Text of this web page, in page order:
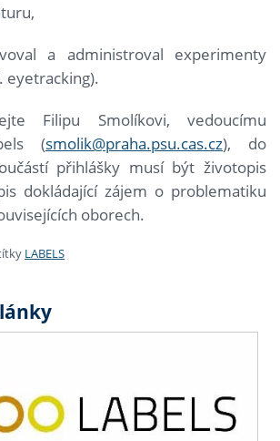
a administroval experimenty
eyetracking).
Filipu Smolíkovi, vedoucímu
(smolik@praha.psu.cas.cz), do
přihlášky musí být životopis
dokládající zájem o problematiku
oborech.
LABELS